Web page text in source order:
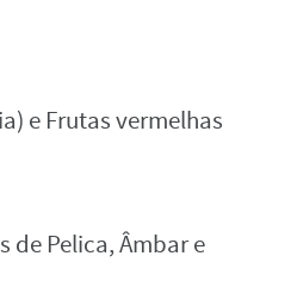
e Frutas vermelhas
de Pelica, Âmbar e